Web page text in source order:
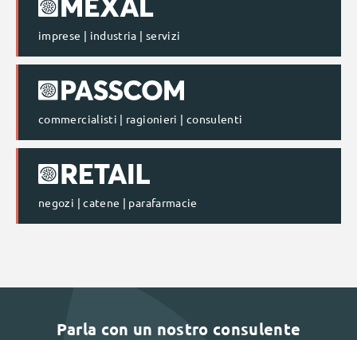
imprese | industria | servizi
commercialisti | ragionieri | consulenti
negozi | catene | parafarmacie
Parla con un nostro consulente